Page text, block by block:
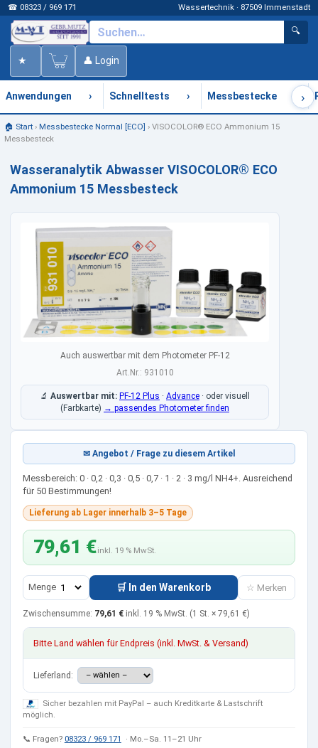
☎ 08323 / 969 171 Wassertechnik · 87509 Immenstadt
🔍
★ 👤 Login
Anwendungen › Schnelltests › Messbestecke ›
🏠 Start› Messbestecke Normal [ECO] › VISOCOLOR® ECO Ammonium 15
Messbesteck
Wasseranalytik Abwasser VISOCOLOR® ECO
Ammonium 15 Messbesteck
Auch auswertbar mit dem Photometer PF-12
Art.Nr.: 931010
🔬 Auswertbar mit: PF-12 Plus · Advance · oder visuell
(Farbkarte) → passendes Photometer finden
✉ Angebot / Frage zu diesem Artikel
Messbereich: 0 · 0,2 · 0,3 · 0,5 · 0,7 · 1 · 2 · 3 mg/l NH4+. Ausreichend
für 50 Bestimmungen!
Lieferung ab Lager innerhalb 3–5 Tage
79,61 €inkl. 19 % MwSt.
Menge 🛒 In den Warenkorb ☆ Merken
Zwischensumme: 79,61 € inkl. 19 % MwSt. (1 St. × 79,61 €)
Bitte Land wählen für Endpreis (inkl. MwSt. & Versand)
Lieferland:
Sicher bezahlen mit PayPal – auch Kreditkarte & Lastschrift
möglich.
📞 Fragen? 08323 / 969 171 · Mo.–Sa. 11–21 Uhr